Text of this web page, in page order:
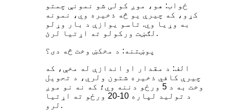
ځواب: هو، موږ کولی شو نمونې چمتو
کړو، که چیرې یو څه ذخیره وي، نمونه
به وړیا وي. تاسو یوازې د بار وړلو
لګښت ورکولو ته اړتیا لرئ.
پوښتنه: د مخکښ وخت څه دی؟
الف: د مقدار او اندازې له مخې، که
چیرې کافي ذخیره شتون ولري، د تحویل
وخت به د 5 ورځو دننه وي؛ که نه نو موږ
د تولید لپاره 10-20 ورځو ته اړتیا
لرو.